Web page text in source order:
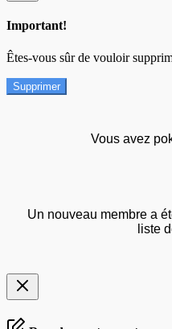
Important!
Êtes-vous sûr de vouloir
Supprimer
Vous avez
Un nouveau membre a
liste